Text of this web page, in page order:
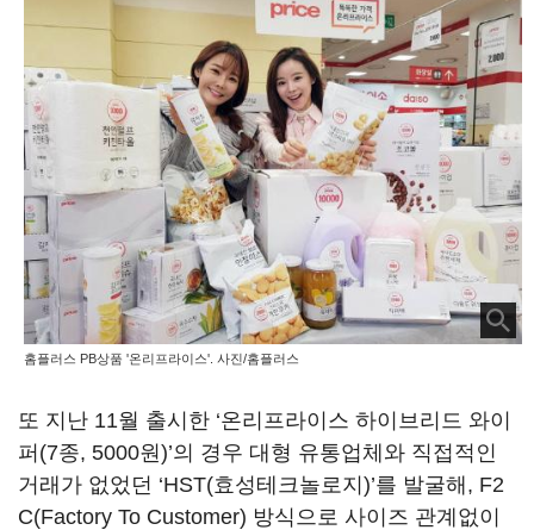
홈플러스 PB상품 '온리프라이스'. 사진/홈플러스
또 지난 11월 출시한 ‘온리프라이스 하이브리드 와이
퍼(7종, 5000원)’의 경우 대형 유통업체와 직접적인
거래가 없었던 ‘HST(효성테크놀로지)’를 발굴해, F2
C(Factory To Customer) 방식으로 사이즈 관계없이